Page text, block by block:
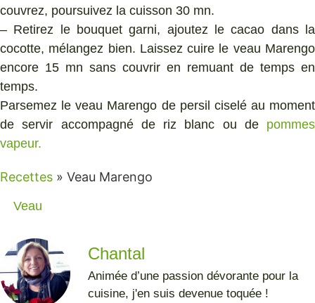
couvrez, poursuivez la cuisson 30 mn.
– Retirez le bouquet garni, ajoutez le cacao dans la
cocotte, mélangez bien. Laissez cuire le veau Marengo
encore 15 mn sans couvrir en remuant de temps en
temps.
Parsemez le veau Marengo de persil ciselé au moment
de servir accompagné de riz blanc ou de pommes
vapeur.
Recettes » Veau Marengo
Veau
Chantal
Animée d’une passion dévorante pour la
cuisine, j'en suis devenue toquée !